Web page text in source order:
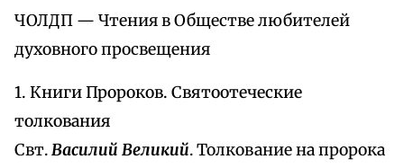
ЧОЛДП — Чтения в Обществе любителей
духовного просвещения
1. Книги Пророков. Святоотеческие
толкования
Свт.Василий Великий. Толкование на пророка